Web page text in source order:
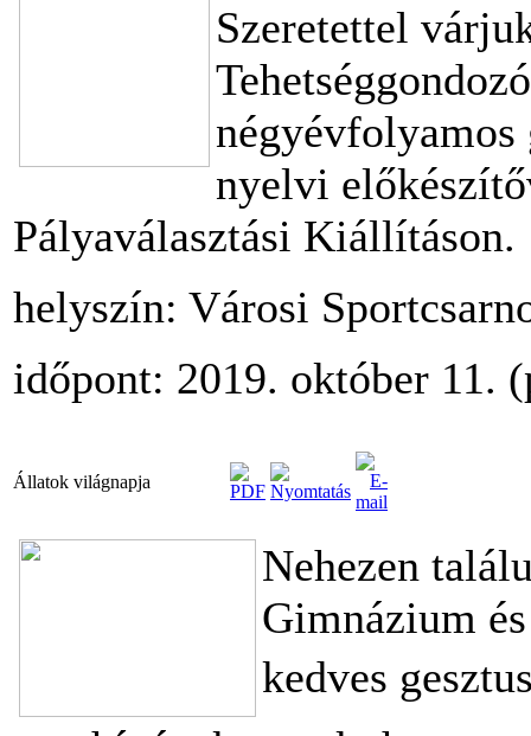
Szeretettel
nyelvi
Pályaválasztási Kiállításon.
helyszín: Városi
időpont: 2019. október 11.
Állatok világnapja
Nehezen
Gimnázium
kedves